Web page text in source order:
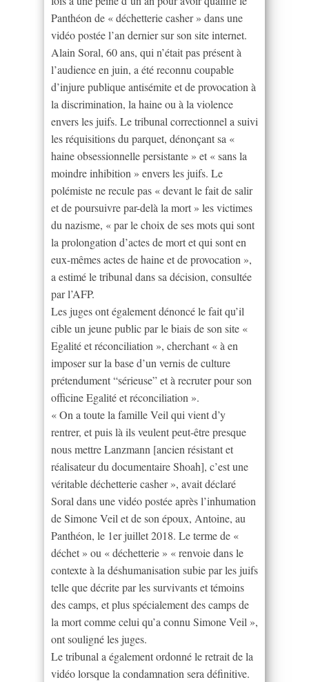
Panthéon de « déchetterie casher » dans une
vidéo postée l’an dernier sur son site internet.
Alain Soral, 60 ans, qui n’était pas présent à
l’audience en juin, a été reconnu coupable
d’injure publique antisémite et de provocation à
la discrimination, la haine ou à la violence
envers les juifs. Le tribunal correctionnel a suivi
les réquisitions du parquet, dénonçant sa «
haine obsessionnelle persistante » et « sans la
moindre inhibition » envers les juifs. Le
polémiste ne recule pas « devant le fait de salir
et de poursuivre par-delà la mort » les victimes
du nazisme, « par le choix de ses mots qui sont
la prolongation d’actes de mort et qui sont en
eux-mêmes actes de haine et de provocation »,
a estimé le tribunal dans sa décision, consultée
par l’AFP.
Les juges ont également dénoncé le fait qu’il
cible un jeune public par le biais de son site «
Egalité et réconciliation », cherchant « à en
imposer sur la base d’un vernis de culture
prétendument “sérieuse” et à recruter pour son
officine Egalité et réconciliation ».
« On a toute la famille Veil qui vient d’y
rentrer, et puis là ils veulent peut-être presque
nous mettre Lanzmann [ancien résistant et
réalisateur du documentaire Shoah], c’est une
véritable déchetterie casher », avait déclaré
Soral dans une vidéo postée après l’inhumation
de Simone Veil et de son époux, Antoine, au
Panthéon, le 1er juillet 2018. Le terme de «
déchet » ou « déchetterie » « renvoie dans le
contexte à la déshumanisation subie par les juifs
telle que décrite par les survivants et témoins
des camps, et plus spécialement des camps de
la mort comme celui qu’a connu Simone Veil »,
ont souligné les juges.
Le tribunal a également ordonné le retrait de la
vidéo lorsque la condamnation sera définitive.